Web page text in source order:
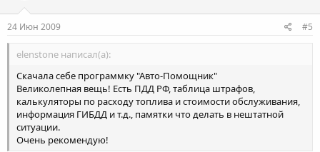
24 Июн 2009 #5
elenstone написал(а):
Скачала себе программку "Авто-Помощник"
Великолепная вещь! Есть ПДД РФ, таблица штрафов,
калькуляторы по расходу топлива и стоимости обслуживания,
информация ГИБДД и т.д., памятки что делать в нештатной
ситуации.
Очень рекомендую!